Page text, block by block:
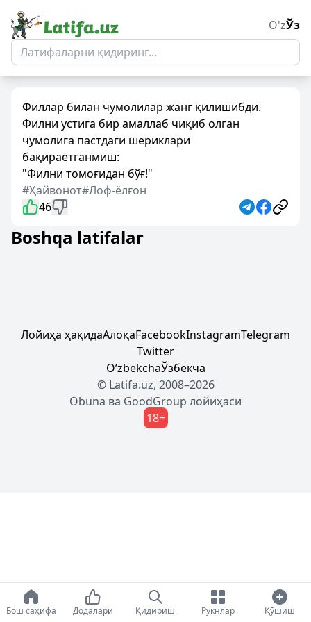
O'zЎз
Филлар билан чумолилар жанг қилишибди.
Филни устига бир амаллаб чиқиб олган
чумолига пастдаги шериклари
бақираётганмиш:
"Филни томоғидан бўғ!"
#Ҳайвонот#Лоф-ёлғон
46
Boshqa latifalar
Лойиҳа ҳақидаАлоқаFacebookInstagramTelegram
Twitter
OʼzbekchaЎзбекча
© Latifa.uz, 2008–2026
Obuna ва GoodGroup лойиҳаси
18+
Бош саҳифа Додалари Қидириш Рукнлар Қўшиш